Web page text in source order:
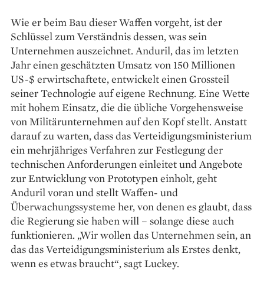
Wie er beim Bau dieser Waffen vorgeht, ist der
Schlüssel zum Verständnis dessen, was sein
Unternehmen auszeichnet. Anduril, das im letzten
Jahr einen geschätzten Umsatz von 150 Millionen
US-$ erwirtschaftete, entwickelt einen Grossteil
seiner Technologie auf eigene Rechnung. Eine Wette
mit hohem Einsatz, die die übliche Vorgehensweise
von Militärunternehmen auf den Kopf stellt. Anstatt
darauf zu warten, dass das Verteidigungsministerium
ein mehrjähriges Verfahren zur Festlegung der
technischen Anforderungen einleitet und Angebote
zur Entwicklung von Prototypen einholt, geht
Anduril voran und stellt Waffen- und
Überwachungssysteme her, von denen es glaubt, dass
die Regierung sie haben will – solange diese auch
funktionieren. „Wir wollen das Unternehmen sein, an
das das Verteidigungsministerium als Erstes denkt,
wenn es etwas braucht“, sagt Luckey.